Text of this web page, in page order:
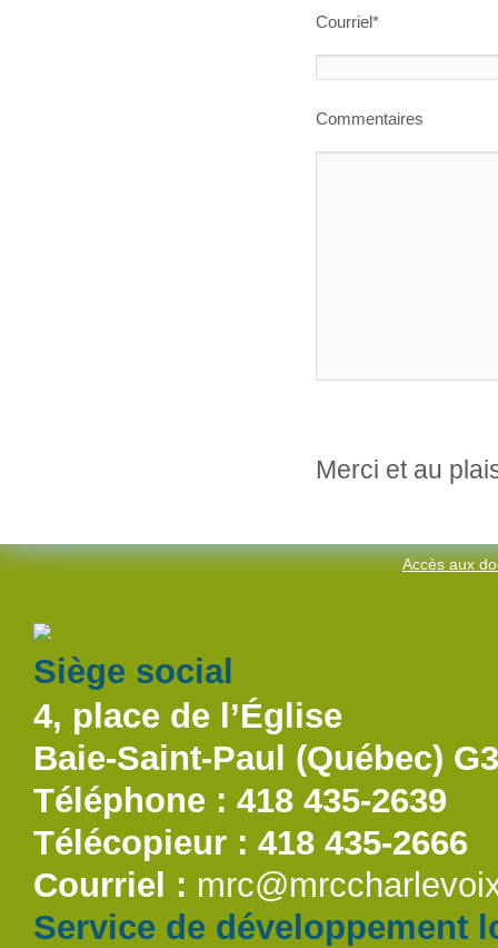
Courriel*
Commentaires
Merci et au
Accès aux
Siège social
4, place de l’Église
Baie-Saint-Paul (Québec)
Téléphone : 418 435-2639
Télécopieur : 418 435-2666
Courriel :
Service de développement